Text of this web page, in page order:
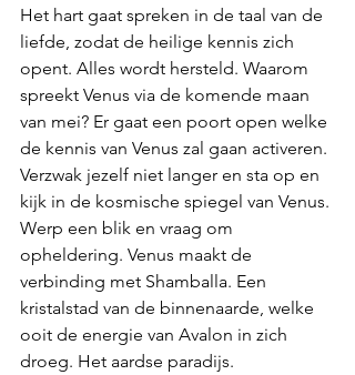
Het hart gaat spreken in de taal van de
liefde, zodat de heilige kennis zich
opent. Alles wordt hersteld. Waarom
spreekt Venus via de komende maan
van mei? Er gaat een poort open welke
de kennis van Venus zal gaan activeren.
Verzwak jezelf niet langer en sta op en
kijk in de kosmische spiegel van Venus.
Werp een blik en vraag om
opheldering. Venus maakt de
verbinding met Shamballa. Een
kristalstad van de binnenaarde, welke
ooit de energie van Avalon in zich
droeg. Het aardse paradijs.